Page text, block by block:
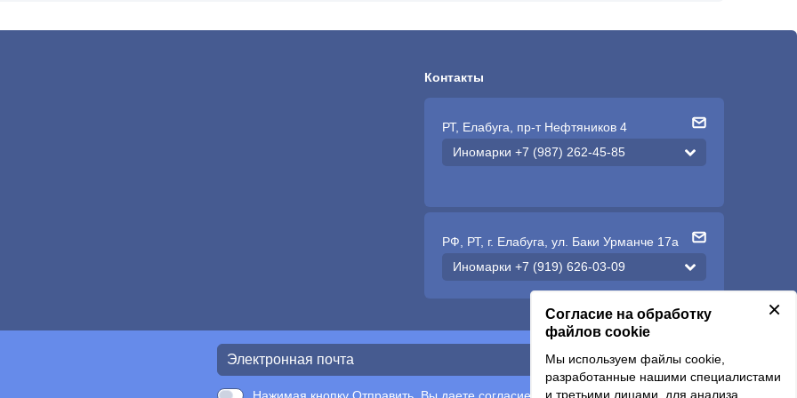
Контакты
РТ, Елабуга, пр-т Нефтяников 4
Иномарки +7 (987) 262-45-85
РФ, РТ, г. Елабуга, ул. Баки Урманче 17а
Иномарки +7 (919) 626-03-09
Подписаться
×
Согласие на обработку
файлов cookie
Мы используем файлы cookie,
разработанные нашими специалистами
и третьими лицами, для анализа